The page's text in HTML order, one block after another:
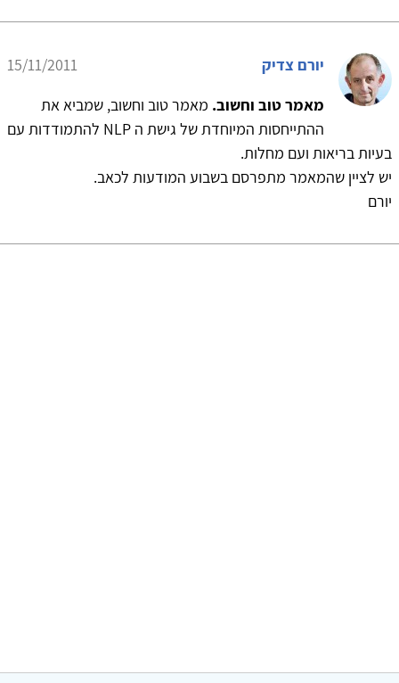
יורם צדיק
15/11/2011
מאמר טוב וחשוב. מאמר טוב וחשוב, שמביא את
ההתייחסות המיוחדת של גישת ה NLP להתמודדות עם
בעיות בריאות ועם מחלות.
יש לציין שהמאמר מתפרסם בשבוע המודעות לכאב.
יורם